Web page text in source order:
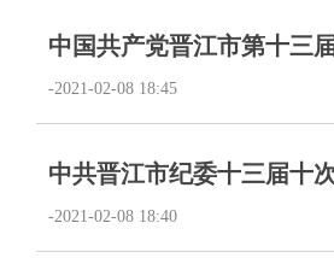
中国共产党晋江市第十三
-2021-02-08 18:45
中共晋江市纪委十三届十
-2021-02-08 18:40